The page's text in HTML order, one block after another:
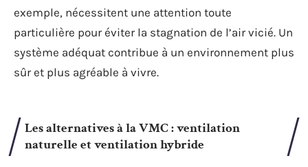
exemple, nécessitent une attention toute
particulière pour éviter la stagnation de l’air vicié. Un
système adéquat contribue à un environnement plus
sûr et plus agréable à vivre.
Les alternatives à la VMC : ventilation
naturelle et ventilation hybride